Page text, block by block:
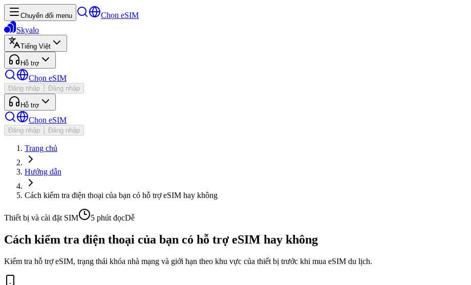
Chuyển đổi menu
Chọn eSIM
Skyalo
Tiếng Việt
Hỗ trợ
Chọn eSIM
Đăng nhập Đăng nhập
Hỗ trợ
Chọn eSIM
Đăng nhập Đăng nhập
Trang chủ
Hướng dẫn
Cách kiểm tra điện thoại của bạn có hỗ trợ eSIM hay không
Thiết bị và cài đặt SIM 5 phút đọcDễ
Cách kiểm tra điện thoại của bạn có hỗ trợ eSIM hay không
Kiểm tra hỗ trợ eSIM, trạng thái khóa nhà mạng và giới hạn theo khu vực của thiết bị trước khi mua eSIM du lịch.